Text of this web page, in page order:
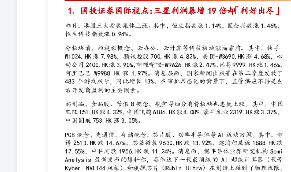
753.HK涨3.05%。 PCB概念、光通信、存储概念、芯片股、功率半导体等AI
9630.HK跌13.92%，建滔积层板1888.HK跌12.55%，中科闻歌1956.HK跌
最新发布的爆料称，英伟达下一代最顶级的AI超级计算器（代号
物理极限，被迫面临长达1年以上的严重延期以及「性能砍半」的命运。这一
观预期，成为AI板块的利空来源。 昨夜美股三大指数全线走高，标普500指数
工业指数上涨0.29%。费城半导体指数劲升约2.2%，结束此前连续两日的回落
告，第二季初步营业利润按年暴增19倍，达89.4万亿韩元，约580亿美元，一
现，市场此前平均预测仅84.2万亿韩元。然而，短线走势依然受板块轮动所影
出尽」的影响下，今早开盘（截至香港时间早上9点）反而下跌约6%；同业
ISM服务业PMI由五月的54.5回落至54.0，主要受新订单分项拖累，是五月库
仍处于扩张区间，多数需求指标依然稳健，就业分项的改善反而更值得留意
54.0降至53.3，略低于预期，需求与生产同步降温，供应链压力减轻，物价分
以及中东局势的缓和。整体而言，数据描绘的是「高位降温、但仍具韧性」
步加息的押注有所降温，短端美债走强。 分析师：杨怡然（
6745.HK-IPO点评 公司概览 滨化集团是国内领先的综合性化工集团。始建于
子化学品等三大业务板块。根据弗若斯特沙利文数据，2025年按收入计，公